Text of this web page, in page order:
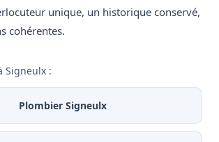
unique, un historique conservé,
cohérentes.
Signeulx :
Plombier Signeulx